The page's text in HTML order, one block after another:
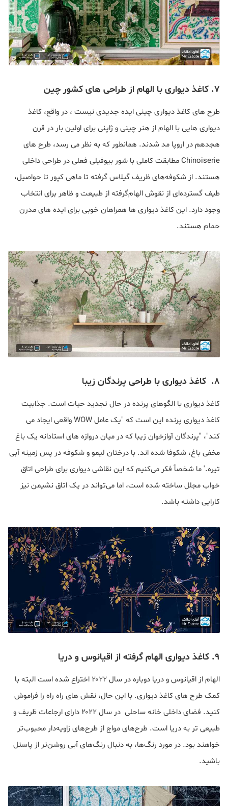
۷. کاغذ دیواری با الهام از طراحی های کشور چین
طرح های کاغذ دیواری چینی ایده جدیدی نیست ، در واقع، کاغذ
دیواری هایی با الهام از هنر چینی و ژاپنی برای اولین بار در قرن
هجدهم در اروپا مد شدند. همانطور که به نظر می رسد، طرح های
Chinoiserie مطابقت کاملی با شور بیوفیلی فعلی در طراحی داخلی
هستند. از شکوفه‌های ظریف گیلاس گرفته تا ماهی کپور تا حواصیل،
طیف گسترده‌ای از نقوش الهام‌گرفته از طبیعت و ظاهر برای انتخاب
وجود دارد. این کاغذ دیواری ها همراهان خوبی برای ایده های مدرن
حمام هستند.
۸. کاغذ دیواری با طراحی پرندگان زیبا
کاغذ دیواری با الگوهای پرنده در حال تجدید حیات است. جذابیت
کاغذ دیواری پرنده این است که "یک عامل WOW واقعی ایجاد می
کند"، "پرندگان آوازخوان زیبا که در میان دروازه های استادانه یک باغ
مخفی باغ، شکوفا شده اند. با درختان لیمو و شکوفه در پس زمینه آبی
تیره.' ما شخصاً فکر می‌کنیم که این نقاشی دیواری برای طراحی اتاق
خواب مجلل ساخته شده است، اما می‌تواند در یک اتاق نشیمن نیز
کارایی داشته باشد.
۹. کاغذ دیواری الهام گرفته از اقیانوس و دریا
الهام از اقیانوس و دریا دوباره در سال ۲۰۲۲ اختراع شده است البته با
کمک طرح های کاغذ دیواری. با این حال، نقش های راه راه را فراموش
کنید. فضای داخلی خانه ساحلی در سال ۲۰۲۲ دارای ارجاعات ظریف و
طبیعی تر به دریا است. طرح‌های مواج از طرح‌های زاویه‌دار محبوب‌تر
خواهند بود. در مورد رنگ‌ها، به دنبال رنگ‌های آبی روشن‌تر از پاستل
باشید.